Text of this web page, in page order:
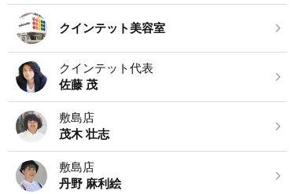
クインテット美容室
クインテット代表
佐藤 茂
敷島店
茂木 壮志
敷島店
丹野 麻利絵